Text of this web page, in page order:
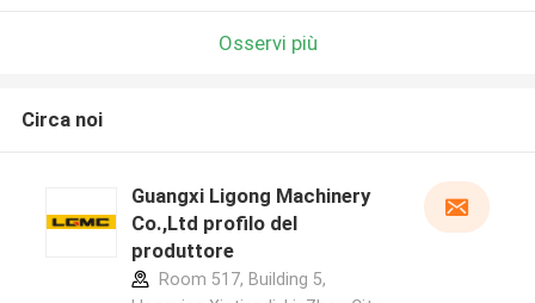
Osservi più
Circa noi
Guangxi Ligong Machinery
Co.,Ltd profilo del
produttore
Room 517, Building 5,